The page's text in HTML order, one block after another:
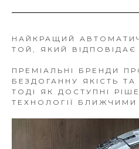
НАЙКРАЩИЙ
ТОЙ, ЯКИЙ
ПРЕМІАЛЬНІ БРЕНДИ
БЕЗДОГАННУ ЯКІСТЬ
ТОДІ ЯК ДОСТУПНІ
ТЕХНОЛОГІЇ